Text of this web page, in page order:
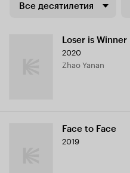
Все десятилетия
Loser is Winner
2020
Zhao Yanan
Face to Face
2019